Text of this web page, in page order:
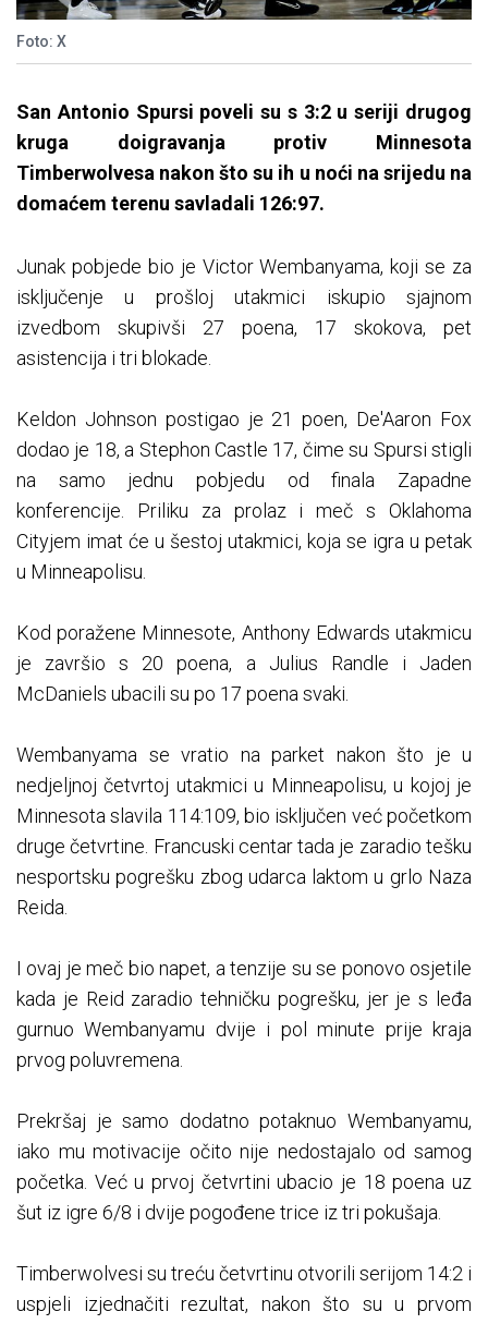
Foto: X
San Antonio Spursi poveli su s 3:2 u seriji drugog
kruga doigravanja protiv Minnesota
Timberwolvesa nakon što su ih u noći na srijedu na
domaćem terenu savladali 126:97.
Junak pobjede bio je Victor Wembanyama, koji se za
isključenje u prošloj utakmici iskupio sjajnom
izvedbom skupivši 27 poena, 17 skokova, pet
asistencija i tri blokade.
Keldon Johnson postigao je 21 poen, De'Aaron Fox
dodao je 18, a Stephon Castle 17, čime su Spursi stigli
na samo jednu pobjedu od finala Zapadne
konferencije. Priliku za prolaz i meč s Oklahoma
Cityjem imat će u šestoj utakmici, koja se igra u petak
u Minneapolisu.
Kod poražene Minnesote, Anthony Edwards utakmicu
je završio s 20 poena, a Julius Randle i Jaden
McDaniels ubacili su po 17 poena svaki.
Wembanyama se vratio na parket nakon što je u
nedjeljnoj četvrtoj utakmici u Minneapolisu, u kojoj je
Minnesota slavila 114:109, bio isključen već početkom
druge četvrtine. Francuski centar tada je zaradio tešku
nesportsku pogrešku zbog udarca laktom u grlo Naza
Reida.
I ovaj je meč bio napet, a tenzije su se ponovo osjetile
kada je Reid zaradio tehničku pogrešku, jer je s leđa
gurnuo Wembanyamu dvije i pol minute prije kraja
prvog poluvremena.
Prekršaj je samo dodatno potaknuo Wembanyamu,
iako mu motivacije očito nije nedostajalo od samog
početka. Već u prvoj četvrtini ubacio je 18 poena uz
šut iz igre 6/8 i dvije pogođene trice iz tri pokušaja.
Timberwolvesi su treću četvrtinu otvorili serijom 14:2 i
uspjeli izjednačiti rezultat, nakon što su u prvom